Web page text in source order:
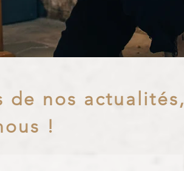
de nos actualités,
!